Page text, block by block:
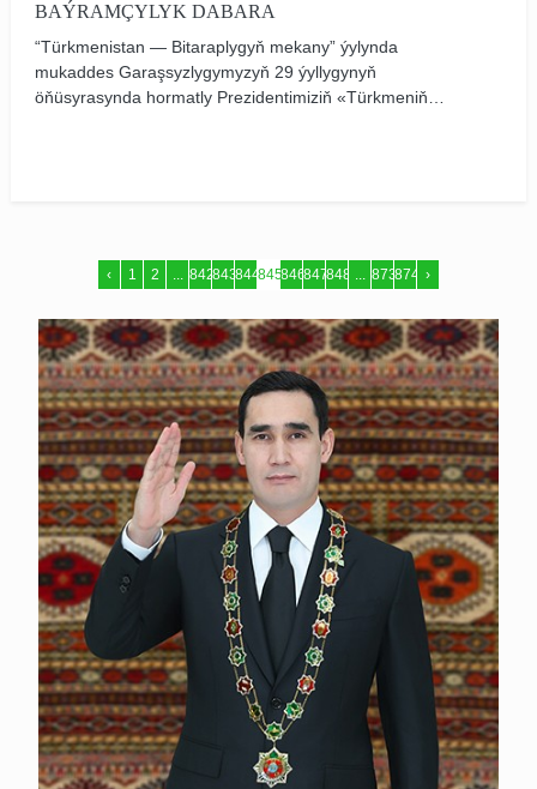
BAÝRAMÇYLYK DABARA
“Türkmenistan — Bitaraplygyň mekany” ýylynda
mukaddes Garaşsyzlygymyzyň 29 ýyllygynyň
öňüsyrasynda hormatly Prezidentimiziň «Türkmeniň
‹ 1 2 ... 842843844845846847848 ... 873874 ›